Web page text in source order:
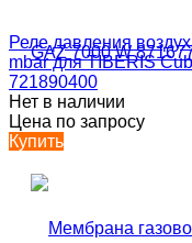
Реле давления
mbar для TIBERIS
721890400
Нет в наличии
Цена по запросу
Купить